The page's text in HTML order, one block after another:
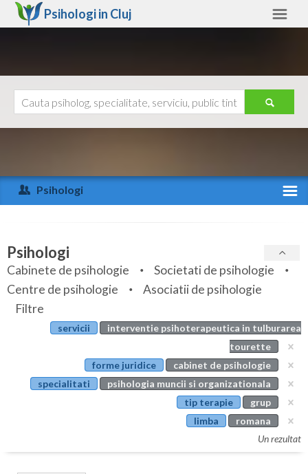
Psihologi in Cluj
Arad
Arges
Bihor
Bistrita-Nasaud
Botosani
Calarasi
Ajutor
Psihologi
Specialitati
Servicii
Articole
Evenimente
Membri
Psihologi
Cabinete de psihologie
Societati de psihologie
Centre de psihologie
Asociatii de psihologie
Filtre
servicii
interventie psihoterapeutica in tulburarea
tourette
forme juridice
cabinet de psihologie
specialitati
psihologia muncii si organizationala
tip terapie
grup
limba
romana
Un rezultat